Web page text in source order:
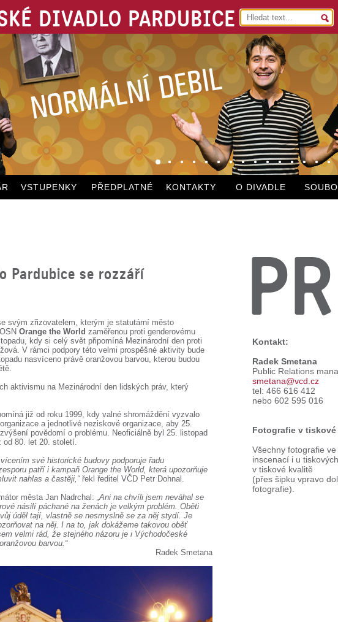
DIVADLO PARDUBICE
VSTUPENKY PŘEDPLATNÉ KONTAKTY O DIVADLE
Pardubice se rozzáří
svým zřizovatelem, kterým je statutární město
Orange the World zaměřenou proti genderovému
kdy si celý svět připomíná Mezinárodní den proti
V rámci podpory této velmi prospěšné aktivity bude
nasvíceno právě oranžovou barvou, kterou budou
aktivismu na Mezinárodní den lidských práv, který
již od roku 1999, kdy valné shromáždění vyzvalo
a jednotlivé neziskové organizace, aby 25.
povědomí o problému. Neoficiálně byl 25. listopad
od 80. let 20. století.
své historické budovy podporuje řadu
patří i kampaň Orange the World, která upozorňuje
nahlas a častěji,“řekl ředitel VČD Petr Dohnal.
města Jan Nadrchal: „Ani na chvíli jsem neváhal se
násilí páchané na ženách je velkým problém. Oběti
úděl tají, vlastně se nesmyslně se za něj stydí. Je
na něj. I na to, jak dokážeme takovou oběť
velmi rád, že stejného názoru je i Východočeské
barvou.“
Radek Smetana
PR
Kontakt:
Radek Smetana
Public Relations
smetana@vcd.cz
tel: 466 616 412
nebo 602 595 016
Fotografie v
Všechny fotografie
inscenací i u
v tiskové kvalitě
(přes šipku vpravo
fotografie).